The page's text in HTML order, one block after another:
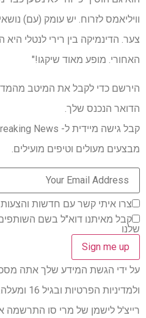
וויליאמס לזרוח. יש עומק (עם)
האחורי. מופע מאוד שיקגו!"
הירשם כדי לקבל את המיטב
הדואר הנכנס שלך.
מבצעים מעולים וטיפים מועילים.
צרו איתי קשר עם חדשות
קבל מאיתנו דוא"ל בשם
שלנו
על ידי הגשת המידע שלך אתה
ולמדיניות הפרטיות ובגיל 16 ומעלה.
רייצ'ל לישמן של מרי סו התרשמה